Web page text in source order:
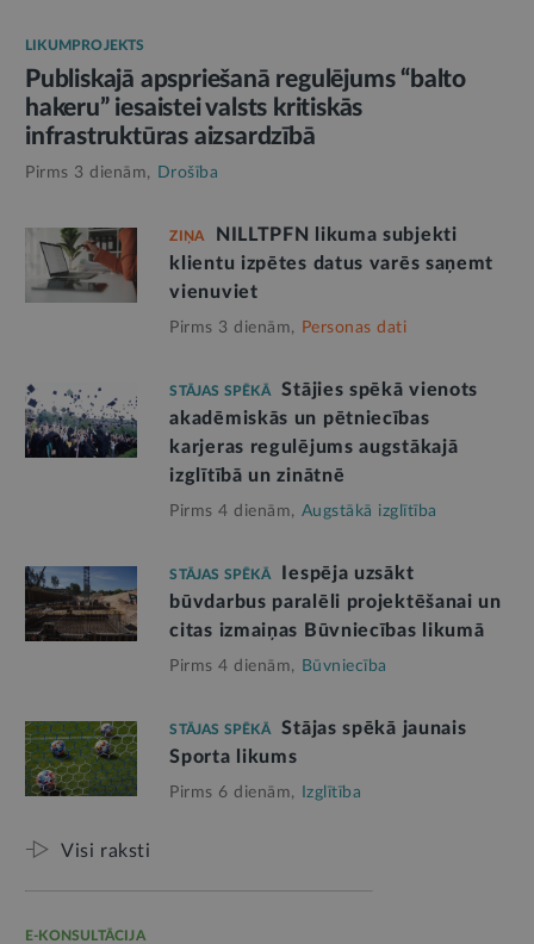
LIKUMPROJEKTS
Publiskajā apspriešanā regulējums “balto
hakeru” iesaistei valsts kritiskās
infrastruktūras aizsardzībā
Pirms 3 dienām, Drošība
ZIŅA
NILLTPFN likuma subjekti
klientu izpētes datus varēs saņemt
vienuviet
Pirms 3 dienām, Personas dati
STĀJAS SPĒKĀ
Stājies spēkā vienots
akadēmiskās un pētniecības
karjeras regulējums augstākajā
izglītībā un zinātnē
Pirms 4 dienām, Augstākā izglītība
STĀJAS SPĒKĀ
Iespēja uzsākt
būvdarbus paralēli projektēšanai un
citas izmaiņas Būvniecības likumā
Pirms 4 dienām, Būvniecība
STĀJAS SPĒKĀ
Stājas spēkā jaunais
Sporta likums
Pirms 6 dienām, Izglītība
Visi raksti
E-KONSULTĀCIJA